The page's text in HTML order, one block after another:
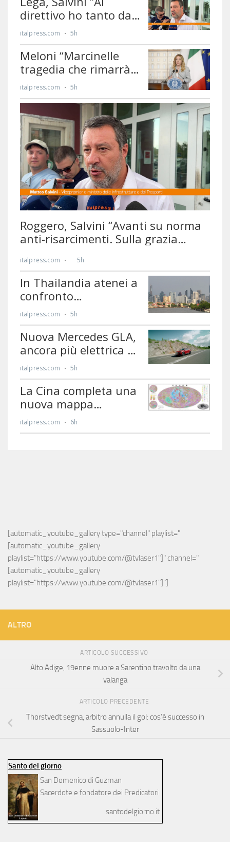
[automatic_youtube_gallery type="channel" playlist="
[automatic_youtube_gallery
playlist="https://www.youtube.com/@tvlaser1"]" channel="
[automatic_youtube_gallery
playlist="https://www.youtube.com/@tvlaser1"]"]
ALTRO
ARTICOLO SUCCESSIVO
Alto Adige, 19enne muore a Sarentino travolto da una
valanga
ARTICOLO PRECEDENTE
Thorstvedt segna, arbitro annulla il gol: cos’è successo in
Sassuolo-Inter
Santo del giorno
San Domenico di Guzman
Sacerdote e fondatore dei Predicatori
santodelgiorno.it